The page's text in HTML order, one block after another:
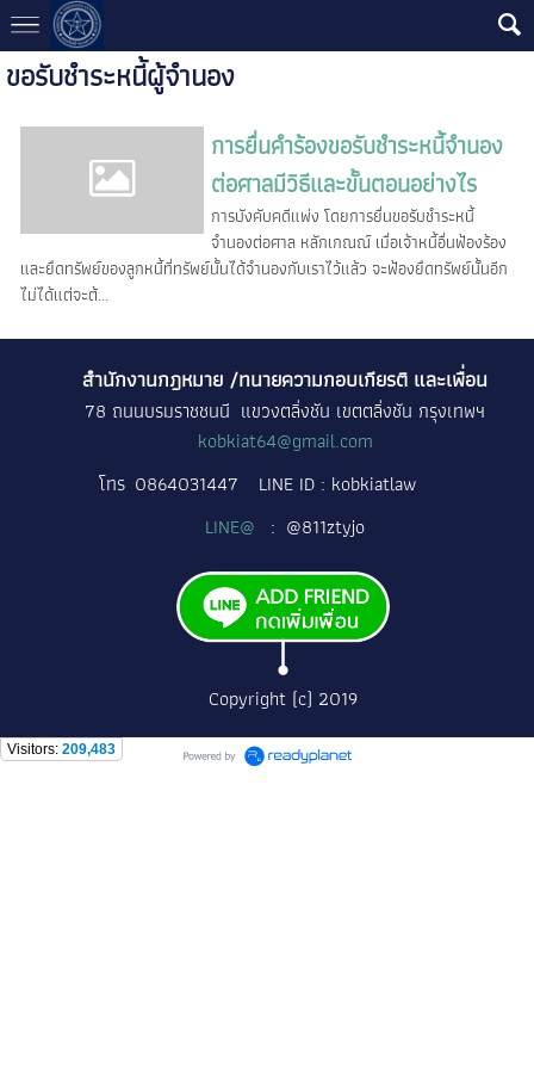
ขอรับชำระหนี้ผู้จำนอง
การยื่นคำร้องขอรับชำระหนี้จำนอง
ต่อศาลมีวิธีและขั้นตอนอย่างไร
การบังคับคดีแพ่ง โดยการยื่นขอรับชำระหนี้
จำนองต่อศาล หลักเกณณ์ เมื่อเจ้าหนี้อื่นฟ้องร้อง
และยึดทรัพย์ของลูกหนี้ที่ทรัพย์นั้นได้จำนองกับเราไว้แล้ว จะฟ้องยึดทรัพย์นั้นอีก
ไม่ได้แต่จะต้...
สำนักงานกฎหมาย /ทนายความกอบเกียรติ และเพื่อน
78 ถนนบรมราชชนนี แขวงตลิ่งชัน เขตตลิ่งชัน กรุงเทพฯ
kobkiat64@gmail.com
โทร 0864031447
LINE ID : kobkiatlaw
LINE@ : @811ztyjo
Copyright (c) 2019
Visitors: 209,483